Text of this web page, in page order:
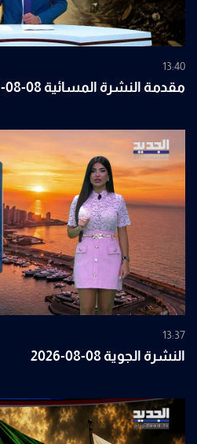
13:40
مقدمة النشرة المسائية 08-08-2026
13:37
النشرة الجوية 08-08-2026